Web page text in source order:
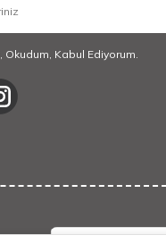
, Okudum, Kabul Ediyorum.